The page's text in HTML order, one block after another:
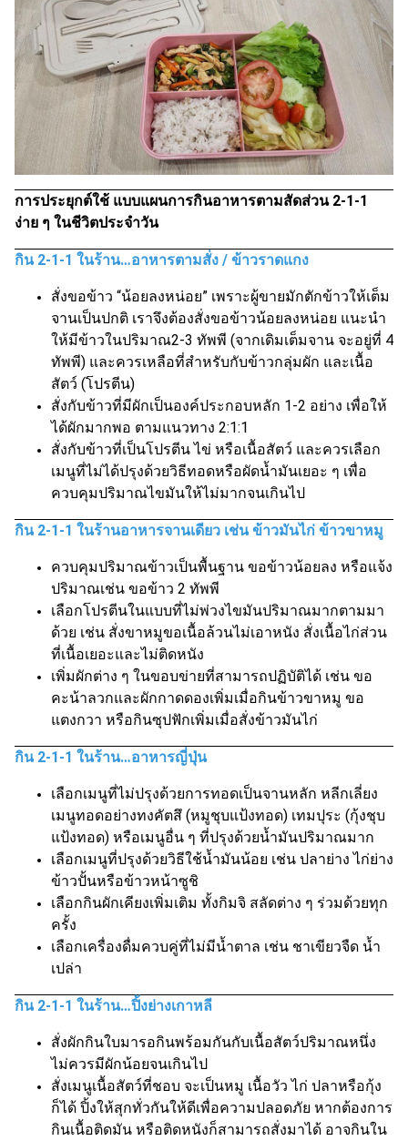
การประยุกต์ใช้ แบบแผนการกินอาหารตามสัดส่วน 2-1-1
ง่าย ๆ ในชีวิตประจำวัน
กิน 2-1-1 ในร้าน…อาหารตามสั่ง / ข้าวราดแกง
สั่งขอข้าว “น้อยลงหน่อย” เพราะผู้ขายมักตักข้าวให้เต็ม
จานเป็นปกติ เราจึงต้องสั่งขอข้าวน้อยลงหน่อย แนะนำ
ให้มีข้าวในปริมาณ2-3 ทัพพี (จากเดิมเต็มจาน จะอยู่ที่ 4
ทัพพี) และควรเหลือที่สำหรับกับข้าวกลุ่มผัก และเนื้อ
สัตว์ (โปรตีน)
สั่งกับข้าวที่มีผักเป็นองค์ประกอบหลัก 1-2 อย่าง เพื่อให้
ได้ผักมากพอ ตามแนวทาง 2:1:1
สั่งกับข้าวที่เป็นโปรตีน ไข่ หรือเนื้อสัตว์ และควรเลือก
เมนูที่ไม่ได้ปรุงด้วยวิธีทอดหรือผัดน้ำมันเยอะ ๆ เพื่อ
ควบคุมปริมาณไขมันให้ไม่มากจนเกินไป
กิน 2-1-1 ในร้านอาหารจานเดียว เช่น ข้าวมันไก่ ข้าวขาหมู
ควบคุมปริมาณข้าวเป็นพื้นฐาน ขอข้าวน้อยลง หรือแจ้ง
ปริมาณเช่น ขอข้าว 2 ทัพพี
เลือกโปรตีนในแบบที่ไม่พ่วงไขมันปริมาณมากตามมา
ด้วย เช่น สั่งขาหมูขอเนื้อล้วนไม่เอาหนัง สั่งเนื้อไก่ส่วน
ที่เนื้อเยอะและไม่ติดหนัง
เพิ่มผักต่าง ๆ ในขอบข่ายที่สามารถปฏิบัติได้ เช่น ขอ
คะน้าลวกและผักกาดดองเพิ่มเมื่อกินข้าวขาหมู ขอ
แตงกวา หรือกินซุปฟักเพิ่มเมื่อสั่งข้าวมันไก่
กิน 2-1-1 ในร้าน…อาหารญี่ปุ่น
เลือกเมนูที่ไม่ปรุงด้วยการทอดเป็นจานหลัก หลีกเลี่ยง
เมนูทอดอย่างทงคัตสึ (หมูชุบแป้งทอด) เทมปุระ (กุ้งชุบ
แป้งทอด) หรือเมนูอื่น ๆ ที่ปรุงด้วยน้ำมันปริมาณมาก
เลือกเมนูที่ปรุงด้วยวิธีใช้น้ำมันน้อย เช่น ปลาย่าง ไก่ย่าง
ข้าวปั้นหรือข้าวหน้าซูชิ
เลือกกินผักเคียงเพิ่มเติม ทั้งกิมจิ สลัดต่าง ๆ ร่วมด้วยทุก
ครั้ง
เลือกเครื่องดื่มควบคู่ที่ไม่มีน้ำตาล เช่น ชาเขียวจืด น้ำ
เปล่า
กิน 2-1-1 ในร้าน…ปิ้งย่างเกาหลี
สั่งผักกินใบมารอกินพร้อมกันกับเนื้อสัตว์ปริมาณหนึ่ง
ไม่ควรมีผักน้อยจนเกินไป
สั่งเมนูเนื้อสัตว์ที่ชอบ จะเป็นหมู เนื้อวัว ไก่ ปลาหรือกุ้ง
ก็ได้ ปิ้งให้สุกทั่วกันให้ดีเพื่อความปลอดภัย หากต้องการ
กินเนื้อติดมัน หรือติดหนังก็สามารถสั่งมาได้ อาจกินใน